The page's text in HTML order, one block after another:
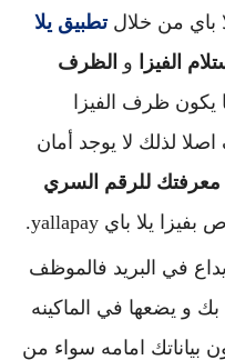
باي من خلالتطبيق يلا
الفيزا و الظرف
يكون ظرف الفيزا
لذلك لا يوجد أمان
معرفتك للرقم السري
في البريد فالموظف
بك و يضعها في الماكينه
بياناتك امامه سواء من